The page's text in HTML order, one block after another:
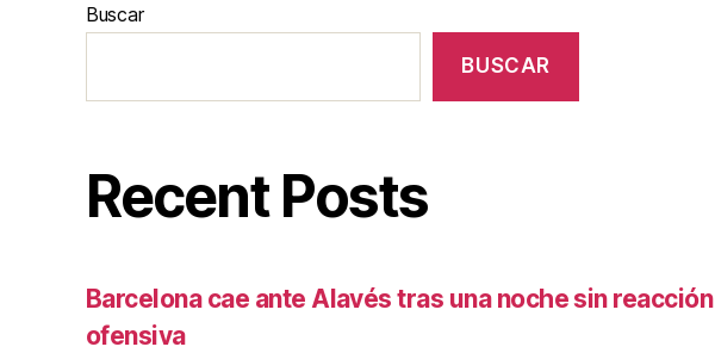
Buscar
BUSCAR
Recent Posts
Barcelona cae ante Alavés tras una noche sin reacción
ofensiva